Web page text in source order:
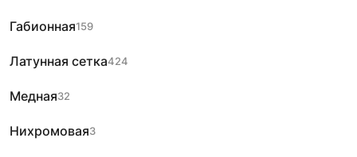
Габионная159
Латунная сетка424
Медная32
Нихромовая3